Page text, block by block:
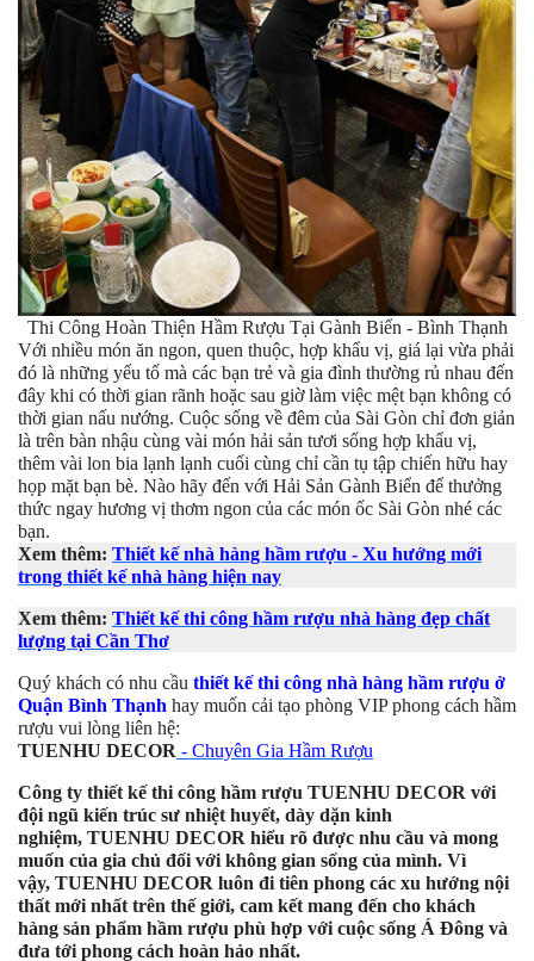
Thi Công Hoàn Thiện Hầm Rượu Tại Gành Biển - Bình Thạnh
Với nhiều món ăn ngon, quen thuộc, hợp khẩu vị, giá lại vừa phải
đó là những yếu tố mà các bạn trẻ và gia đình thường rủ nhau đến
đây khi có thời gian rãnh hoặc sau giờ làm việc mệt bạn không có
thời gian nấu nướng. Cuộc sống về đêm của Sài Gòn chỉ đơn giản
là trên bàn nhậu cùng vài món hải sản tươi sống hợp khẩu vị,
thêm vài lon bia lạnh lạnh cuối cùng chỉ cần tụ tập chiến hữu hay
họp mặt bạn bè. Nào hãy đến với Hải Sản Gành Biển để thưởng
thức ngay hương vị thơm ngon của các món ốc Sài Gòn nhé các
bạn.
Xem thêm: Thiết kế nhà hàng hầm rượu - Xu hướng mới
trong thiết kế nhà hàng hiện nay
Xem thêm: Thiết kế thi công hầm rượu nhà hàng đẹp chất
lượng tại Cần Thơ
Quý khách có nhu cầu thiết kế thi công nhà hàng hầm rượu ở
Quận Bình Thạnh hay muốn cải tạo phòng VIP phong cách hầm
rượu vui lòng liên hệ:
TUENHU DECOR - Chuyên Gia Hầm Rượu
Công ty thiết kế thi công hầm rượu TUENHU DECOR với
đội ngũ kiến trúc sư nhiệt huyết, dày dặn kinh
nghiệm, TUENHU DECOR hiểu rõ được nhu cầu và mong
muốn của gia chủ đối với không gian sống của mình. Vì
vậy, TUENHU DECOR luôn đi tiên phong các xu hướng nội
thất mới nhất trên thế giới, cam kết mang đến cho khách
hàng sản phẩm hầm rượu phù hợp với cuộc sống Á Đông và
đưa tới phong cách hoàn hảo nhất.